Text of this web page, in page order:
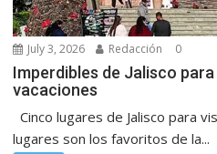
July 3, 2026 Redacción 0
Imperdibles de Jalisco
vacaciones
Cinco lugares de Jalisco para
lugares son los favoritos de la...